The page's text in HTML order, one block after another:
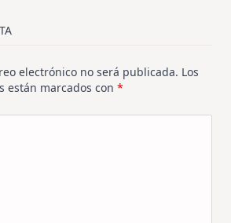
electrónico no será publicada. Los
están marcados con *